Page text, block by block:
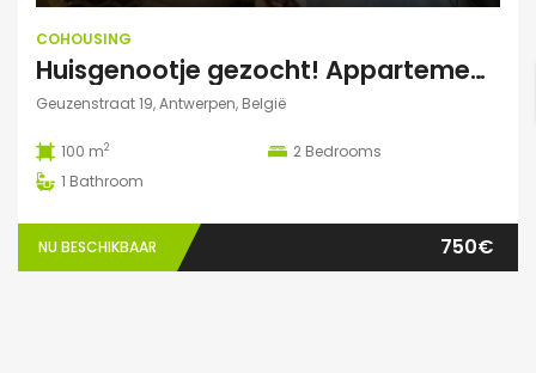
COHOUSING
Huisgenootje gezocht! Appartement aan het Marnixplein, Antwerpen Zuid
Geuzenstraat 19, Antwerpen, België
100 m2 2 Bedrooms
1 Bathroom
NU BESCHIKBAAR 750€